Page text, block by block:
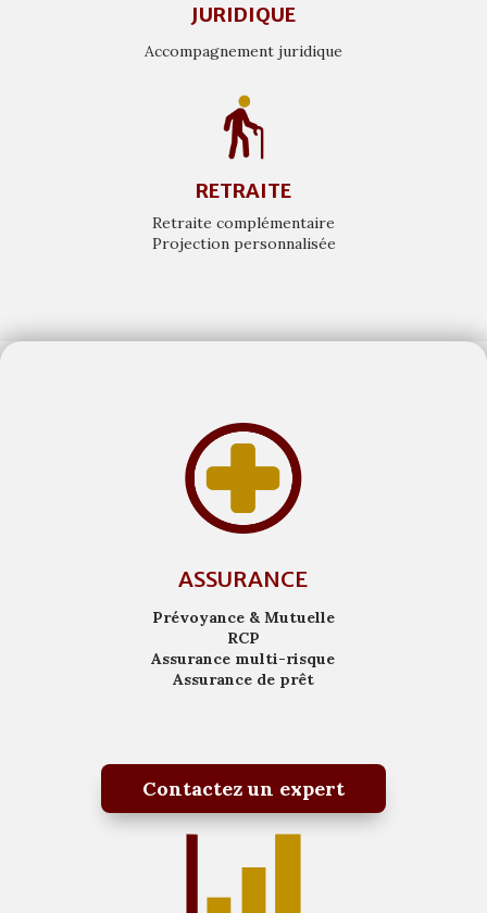
JURIDIQUE
Accompagnement juridique
RETRAITE
Retraite complémentaire
Projection personnalisée
ASSURANCE
Prévoyance & Mutuelle
RCP
Assurance multi-risque
Assurance de prêt
Contactez un expert